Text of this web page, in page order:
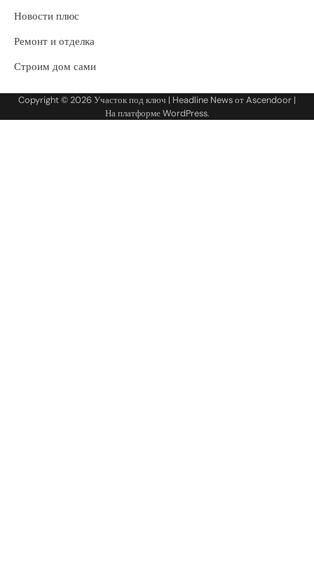
Новости плюс
Ремонт и отделка
Строим дом сами
Copyright © 2026Участок под ключ | Headline News отAscendoor |
На платформеWordPress.